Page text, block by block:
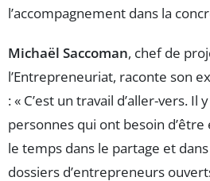
l’accompagnement dans la
Michaël Saccoman, chef de
l’Entrepreneuriat, raconte son
: « C’est un travail d’aller-vers. Il
personnes qui ont besoin
le temps dans le partage et dans
dossiers d’entrepreneurs